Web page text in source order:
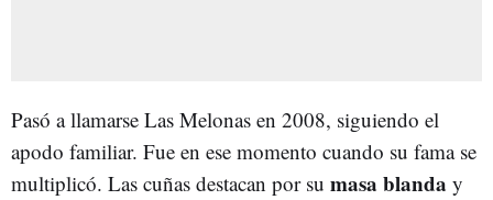
Pasó a llamarse Las Melonas en 2008, siguiendo el
apodo familiar. Fue en ese momento cuando su fama se
multiplicó. Las cuñas destacan por su masa blanda y